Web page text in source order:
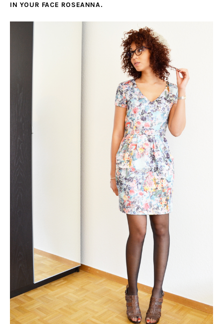
IN YOUR FACE ROSEANNA.